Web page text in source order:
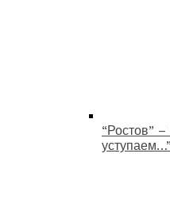
“Ростов”
уступаем…”